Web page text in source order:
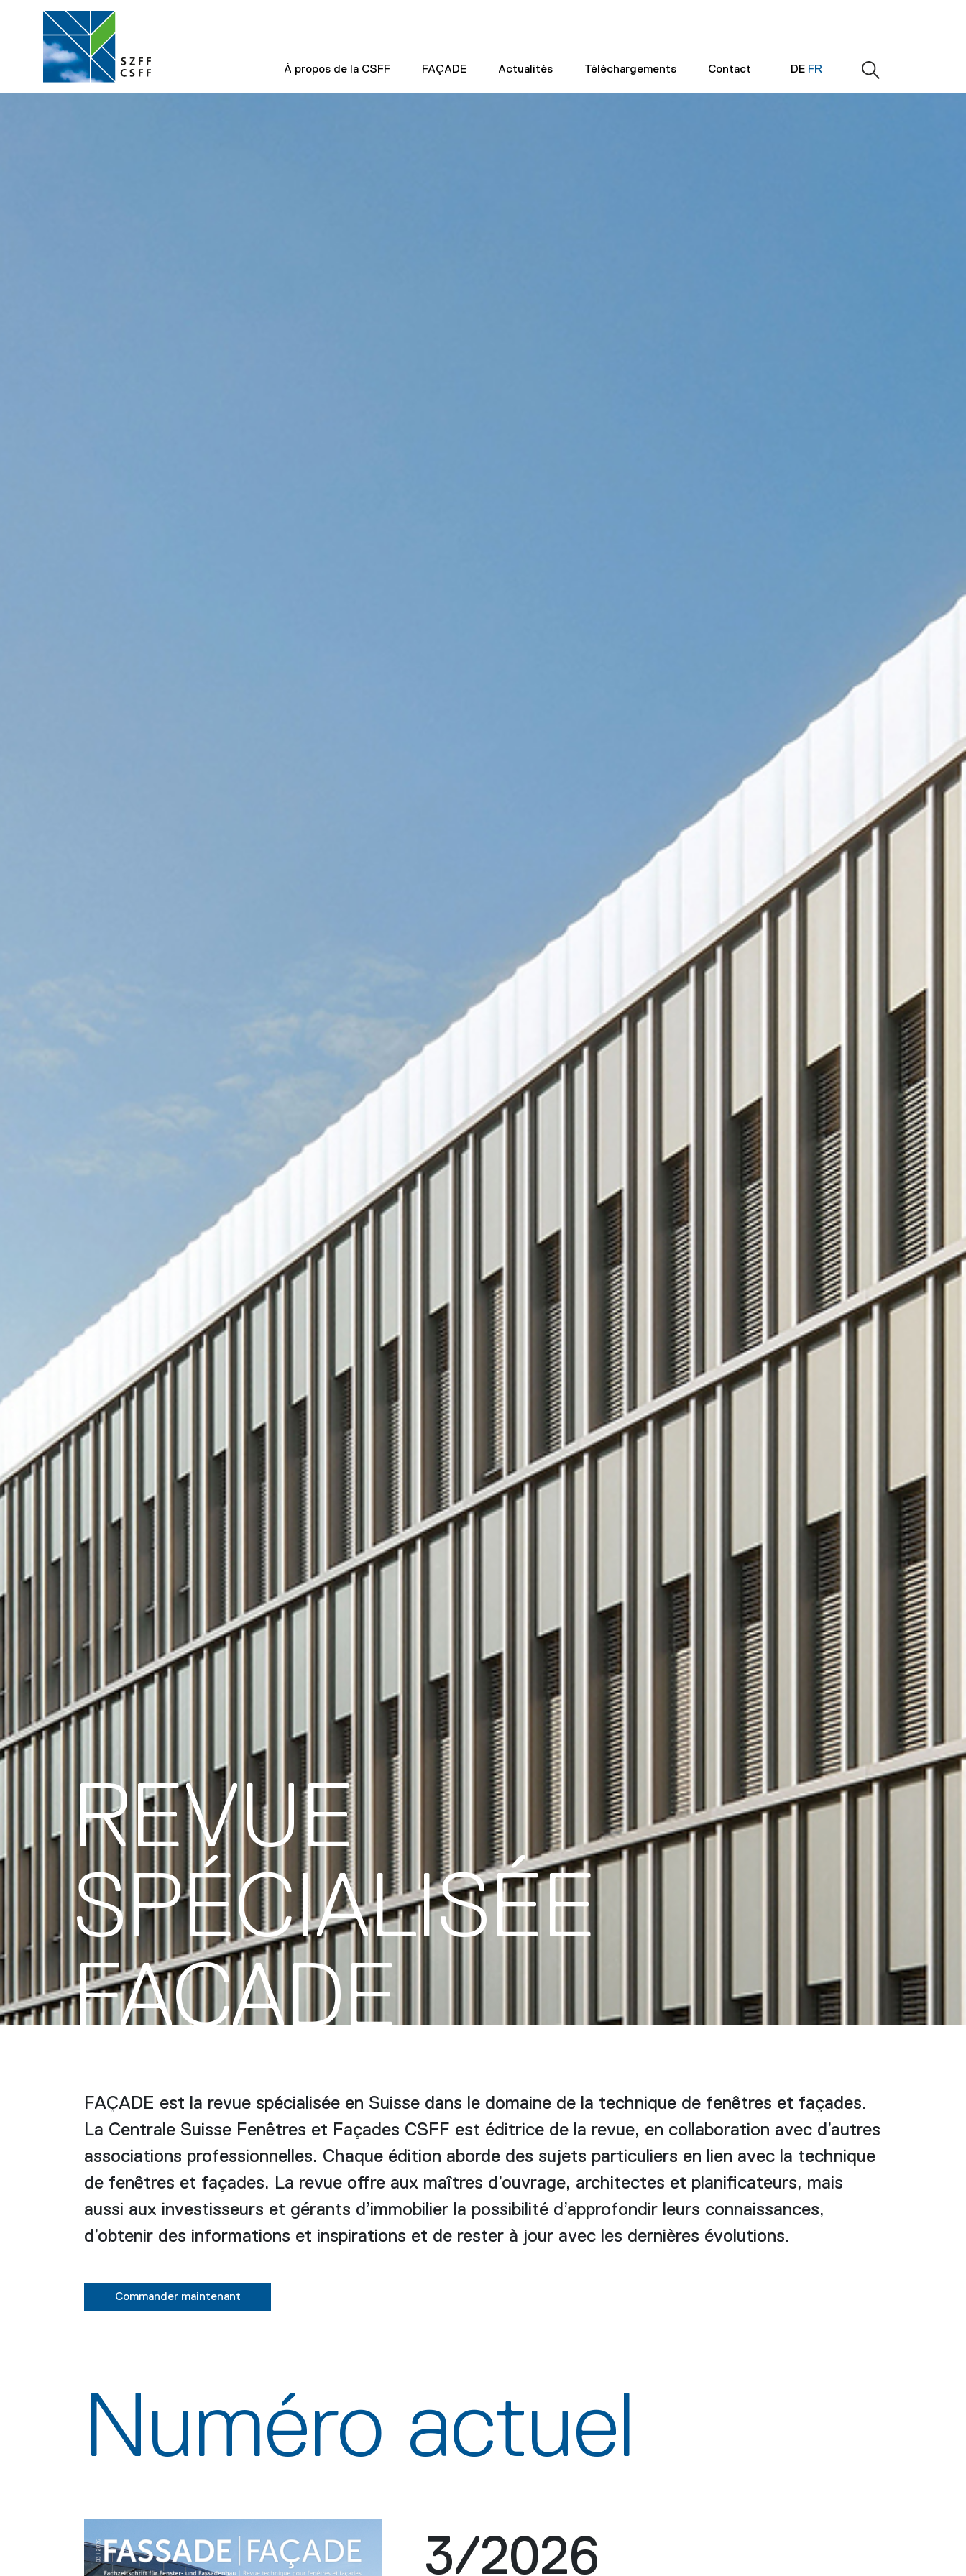
À propos de la CSFF FAÇADE Actualités Téléchargements Contact DE FR
REVUE
SPÉCIALISÉE
FAÇADE
FAÇADE est la revue spécialisée en Suisse dans le domaine de la technique de fenêtres et façades.
La Centrale Suisse Fenêtres et Façades CSFF est éditrice de la revue, en collaboration avec d’autres
associations professionnelles. Chaque édition aborde des sujets particuliers en lien avec la technique
de fenêtres et façades. La revue offre aux maîtres d’ouvrage, architectes et planificateurs, mais
aussi aux investisseurs et gérants d’immobilier la possibilité d’approfondir leurs connaissances,
d’obtenir des informations et inspirations et de rester à jour avec les dernières évolutions.
Commander maintenant
Numéro actuel
3/2026